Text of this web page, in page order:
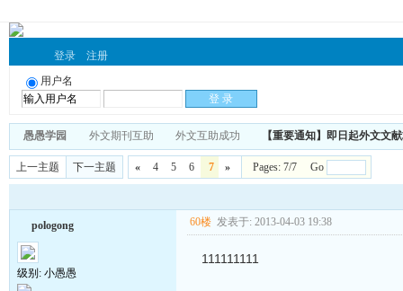
登录 注册
用户名
愚愚学园 外文期刊互助 外文互助成功 【重要通知】即日起外文文
上一主题 下一主题 « 4 5 6 7 » Pages: 7/7 Go
pologong
级别: 小愚愚
60楼 发表于: 2013-04-03 19:38
111111111